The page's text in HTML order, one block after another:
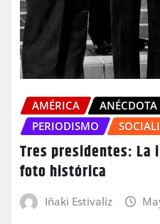
AMÉRICA ANÉCDOTA
PERIODISMO
Tres presidentes:
foto histórica
Iñaki Estivaliz